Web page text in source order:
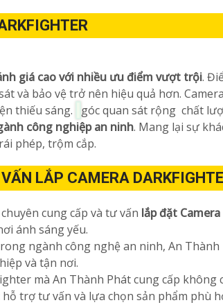
giá cao với nhiều ưu điểm vượt trội.
và bảo vệ trở nên hiệu quả hơn.
thiếu sáng.
góc quan sát rộng chất
công nghiệp an ninh. Mang lại sự
phép, trộm cắp.
LẮP CAMERA
cung cấp và tư vấn lắp đặt
ánh sáng yếu.
ngành công nghệ an ninh, An
và tận nơi.
mà An Thành Phát cung cấp
trợ tư vấn và lựa chọn sản phẩm phù